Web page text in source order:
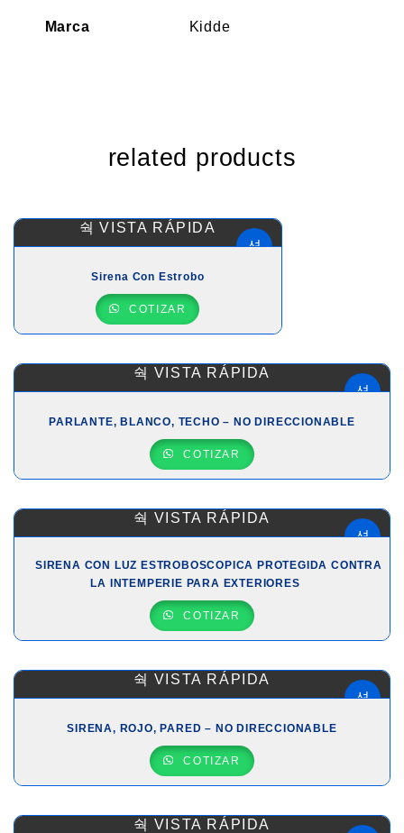
Marca Kidde
related products
VISTA RÁPIDA
Sirena Con Estrobo
COTIZAR
VISTA RÁPIDA
PARLANTE, BLANCO, TECHO – NO DIRECCIONABLE
COTIZAR
VISTA RÁPIDA
SIRENA CON LUZ ESTROBOSCOPICA PROTEGIDA CONTRA
LA INTEMPERIE PARA EXTERIORES
COTIZAR
VISTA RÁPIDA
SIRENA, ROJO, PARED – NO DIRECCIONABLE
COTIZAR
VISTA RÁPIDA